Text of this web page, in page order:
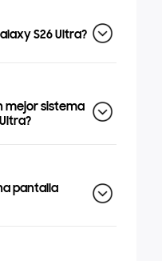
S26 Ultra?
mejor sistema
pantalla